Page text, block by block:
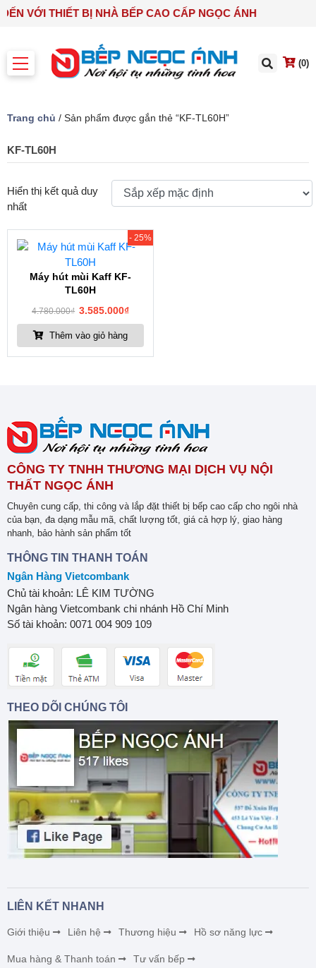
ĐẾN VỚI THIẾT BỊ NHÀ BẾP CAO CẤP NGỌC ÁNH
(0)
Trang chủ / Sản phẩm được gắn thẻ “KF-TL60H”
KF-TL60H
Hiển thị kết quả duy
nhất
- 25%
Máy hút mùi Kaff KF-
TL60H
4.780.000₫ 3.585.000₫
Thêm vào giỏ hàng
CÔNG TY TNHH THƯƠNG MẠI DỊCH VỤ NỘI
THẤT NGỌC ÁNH
Chuyên cung cấp, thi công và lắp đặt thiết bị bếp cao cấp cho ngôi nhà
của bạn, đa dạng mẫu mã, chất lượng tốt, giá cả hợp lý, giao hàng
nhanh, bảo hành sản phẩm tốt
THÔNG TIN THANH TOÁN
Ngân Hàng Vietcombank
Chủ tài khoản: LÊ KIM TƯỜNG
Ngân hàng Vietcombank chi nhánh Hồ Chí Minh
Số tài khoản: 0071 004 909 109
THEO DÕI CHÚNG TÔI
LIÊN KẾT NHANH
Giới thiệu Liên hệ Thương hiệu Hồ sơ năng lực
Mua hàng & Thanh toán Tư vấn bếp